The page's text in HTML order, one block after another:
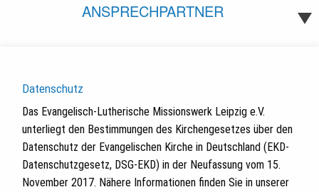
ANSPRECHPARTNER
Datenschutz
Das Evangelisch-Lutherische Missionswerk Leipzig e.V.
unterliegt den Bestimmungen des Kirchengesetzes über den
Datenschutz der Evangelischen Kirche in Deutschland (EKD-
Datenschutzgesetz, DSG-EKD) in der Neufassung vom 15.
November 2017. Nähere Informationen finden Sie in unserer